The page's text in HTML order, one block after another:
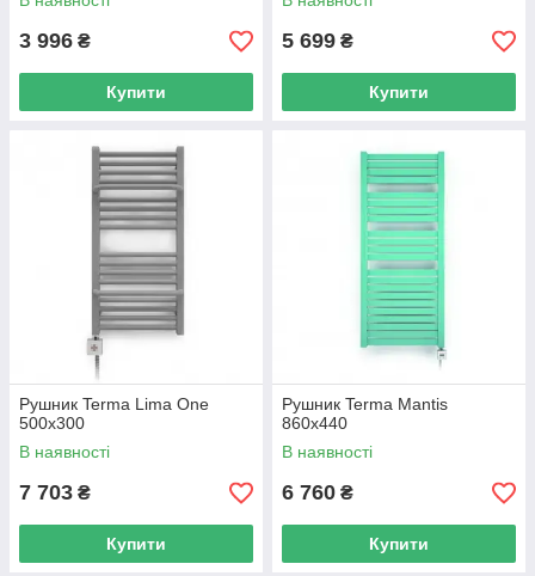
3 996 ₴
Купити
5 699 ₴
Купити
Рушник Terma Lima One
500х300
В наявності
7 703 ₴
Купити
Рушник Terma Mantis
860х440
В наявності
6 760 ₴
Купити